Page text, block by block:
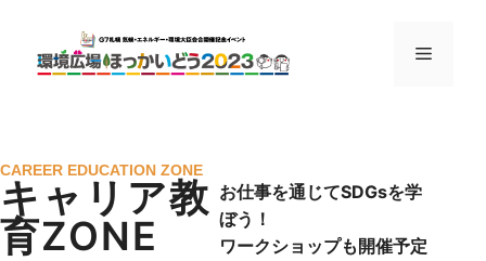
CAREER EDUCATION ZONE
キャリア教
育ZONE
お仕事を通じてSDGsを学
ぼう！
ワークショップも開催予定